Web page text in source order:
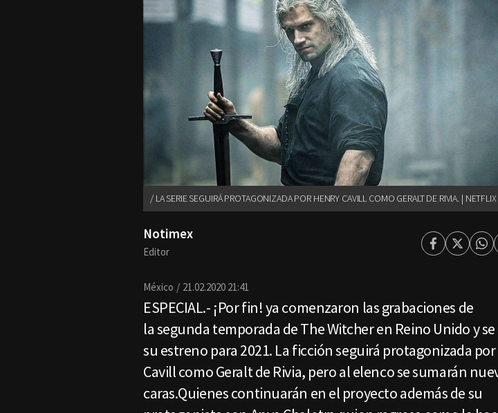
LA SERIE SEGUIRÁ PROTAGONIZADA POR HENRY CAVILL COMO GERALT DE RIVIA. | NETFLIX
Notimex
Editor Facebook
Twitter
México 21.02.2020 21:41
ESPECIAL.- ¡Por fin! ya comenzaron las grabaciones de
la segunda temporada de The Witcher en Reino Unido y se
su estreno para 2021. La ficción seguirá protagonizada
Cavill como Geralt de Rivia, pero al elenco se sumarán
caras.Quienes continuarán en el proyecto además de su